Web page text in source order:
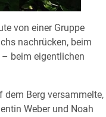
von einer Gruppe
nachrücken, beim
beim eigentlichen
Berg versammelte,
Weber und Noah